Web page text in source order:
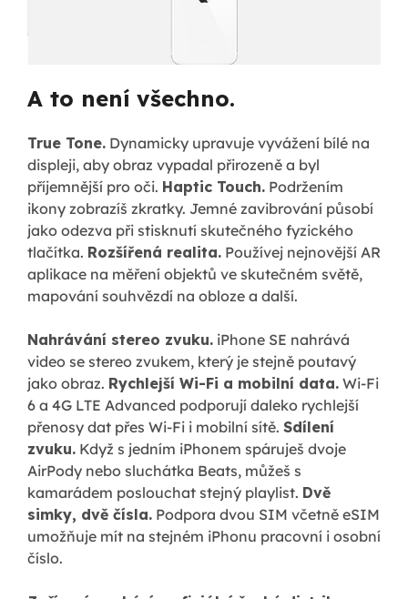
A to není všechno.
True Tone. Dynamicky upravuje vyvážení bílé na
displeji, aby obraz vypadal přirozeně a byl
příjemnější pro oči. Haptic Touch. Podržením
ikony zobrazíš zkratky. Jemné zavibrování působí
jako odezva při stisknutí skutečného fyzického
tlačítka. Rozšířená realita. Používej nejnovější AR
aplikace na měření objektů ve skutečném světě,
mapování souhvězdí na obloze a další.
Nahrávání stereo zvuku. iPhone SE nahrává
video se stereo zvukem, který je stejně poutavý
jako obraz. Rychlejší Wi-Fi a mobilní data. Wi-Fi
6 a 4G LTE Advanced podporují daleko rychlejší
přenosy dat přes Wi-Fi i mobilní sítě. Sdílení
zvuku. Když s jedním iPhonem spáruješ dvoje
AirPody nebo sluchátka Beats, můžeš s
kamarádem poslouchat stejný playlist. Dvě
simky, dvě čísla. Podpora dvou SIM včetně eSIM
umožňuje mít na stejném iPhonu pracovní i osobní
číslo.